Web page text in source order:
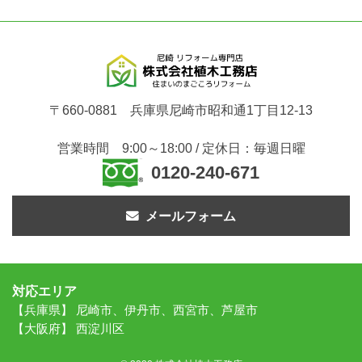
〒660-0881 兵庫県尼崎市昭和通1丁目12-13
営業時間 9:00～18:00 / 定休日：毎週日曜
0120-240-671
メールフォーム
対応エリア
【兵庫県】 尼崎市、伊丹市、西宮市、芦屋市
【大阪府】 西淀川区